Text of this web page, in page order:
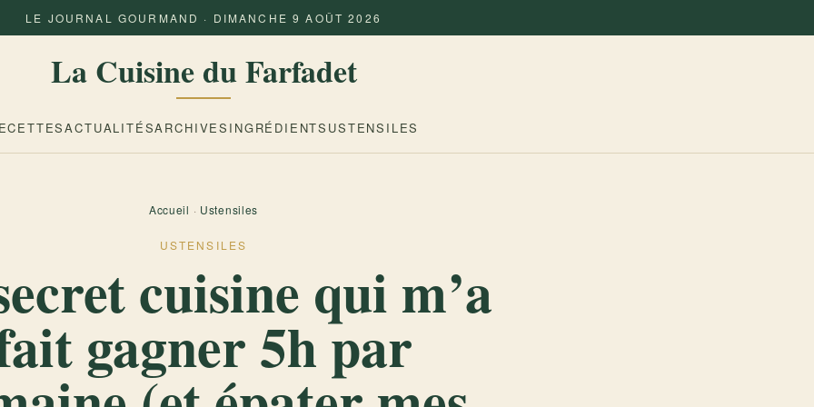
LE JOURNAL GOURMAND · DIMANCHE 9 AOÛT 2026
La Cuisine du Farfadet
ACTUALITÉSARCHIVES INGRÉDIENTS USTENSILES
Accueil · Ustensiles
USTENSILES
cuisine qui m’a
gagner 5h par